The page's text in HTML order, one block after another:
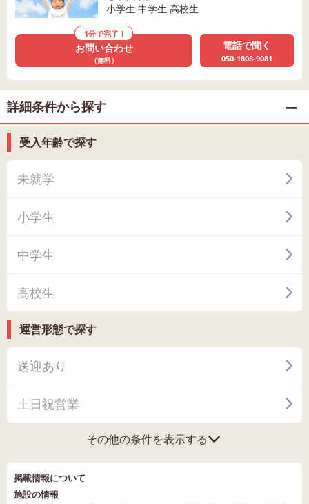
小学生 中学生 高校生
1分で完了！
お問い合わせ
（無料）
電話で聞く
050-1808-9081
詳細条件から探す
受入年齢で探す
未就学
小学生
中学生
高校生
運営形態で探す
送迎あり
土日祝営業
その他の条件を表示する
掲載情報について
施設の情報